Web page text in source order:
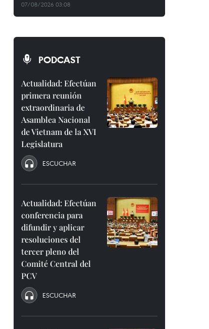
07/08/2026 03:08
PODCAST
Actualidad: Efectúan
primera reunión
extraordinaria de
Asamblea Nacional
de Vietnam de la XVI
Legislatura
ESCUCHAR
Actualidad: Efectúan
conferencia para
difundir y aplicar
resoluciones del
tercer pleno del
Comité Central del
PCV
ESCUCHAR